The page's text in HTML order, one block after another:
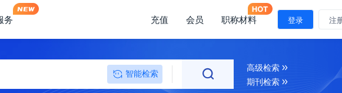
务 充值 会员 职称材料 登录 注
智能检索
高级检索
期刊检索